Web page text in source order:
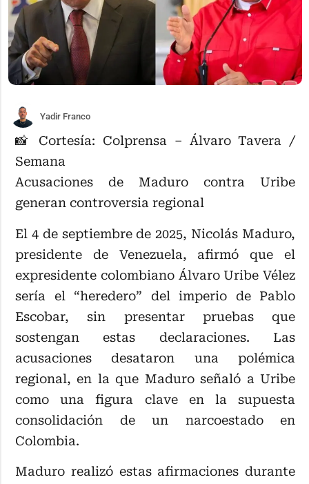
Yadir Franco
📸 Cortesía: Colprensa – Álvaro Tavera /
Semana
Acusaciones de Maduro contra Uribe
generan controversia regional
El 4 de septiembre de 2025, Nicolás Maduro,
presidente de Venezuela, afirmó que el
expresidente colombiano Álvaro Uribe Vélez
sería el “heredero” del imperio de Pablo
Escobar, sin presentar pruebas que
sostengan estas declaraciones. Las
acusaciones desataron una polémica
regional, en la que Maduro señaló a Uribe
como una figura clave en la supuesta
consolidación de un narcoestado en
Colombia.
Maduro realizó estas afirmaciones durante